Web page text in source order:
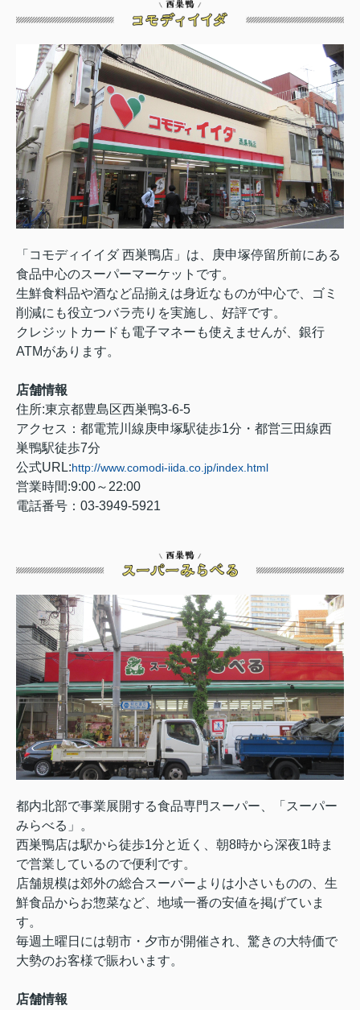
「コモディイイダ 西巣鴨店」は、庚申塚停留所前にある
食品中心のスーパーマーケットです。
生鮮食料品や酒など品揃えは身近なものが中心で、ゴミ
削減にも役立つバラ売りを実施し、好評です。
クレジットカードも電子マネーも使えませんが、銀行
ATMがあります。
店舗情報
住所:東京都豊島区西巣鴨3-6-5
アクセス：都電荒川線庚申塚駅徒歩1分・都営三田線西
巣鴨駅徒歩7分
公式URL:http://www.comodi-iida.co.jp/index.html
営業時間:9:00～22:00
電話番号：03-3949-5921
都内北部で事業展開する食品専門スーパー、「スーパー
みらべる」。
西巣鴨店は駅から徒歩1分と近く、朝8時から深夜1時ま
で営業しているので便利です。
店舗規模は郊外の総合スーパーよりは小さいものの、生
鮮食品からお惣菜など、地域一番の安値を掲げていま
す。
毎週土曜日には朝市・夕市が開催され、驚きの大特価で
大勢のお客様で賑わいます。
店舗情報